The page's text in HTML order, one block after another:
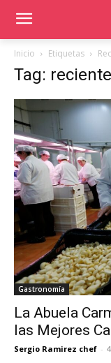
Inicio Etiquetas
Tag:
Gastronomía
La Abuela
las Mejores
Sergio Ramirez chef -